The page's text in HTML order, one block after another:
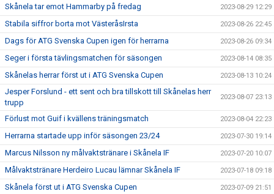
Skånela tar emot Hammarby på fredag 2023-08-29 12:29
Stabila siffror borta mot VästeråsIrsta 2023-08-26 22:45
Dags för ATG Svenska Cupen igen för herrarna 2023-08-26 09:34
Seger i första tävlingsmatchen för säsongen 2023-08-14 08:35
Skånelas herrar först ut i ATG Svenska Cupen 2023-08-13 10:24
Jesper Forslund - ett sent och bra tillskott till Skånelas herr
trupp
2023-08-07 23:13
Förlust mot Guif i kvällens träningsmatch 2023-08-04 22:23
Herrarna startade upp inför säsongen 23/24 2023-07-30 19:14
Marcus Nilsson ny målvaktstränare i Skånela IF 2023-07-20 10:07
Målvaktstränare Herdeiro Lucau lämnar Skånela IF 2023-07-18 09:18
Skånela först ut i ATG Svenska Cupen 2023-07-09 21:51